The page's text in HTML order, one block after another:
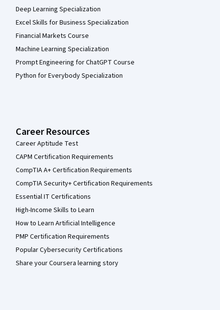
Deep Learning Specialization
Excel Skills for Business Specialization
Financial Markets Course
Machine Learning Specialization
Prompt Engineering for ChatGPT Course
Python for Everybody Specialization
Career Resources
Career Aptitude Test
CAPM Certification Requirements
CompTIA A+ Certification Requirements
CompTIA Security+ Certification Requirements
Essential IT Certifications
High-Income Skills to Learn
How to Learn Artificial Intelligence
PMP Certification Requirements
Popular Cybersecurity Certifications
Share your Coursera learning story